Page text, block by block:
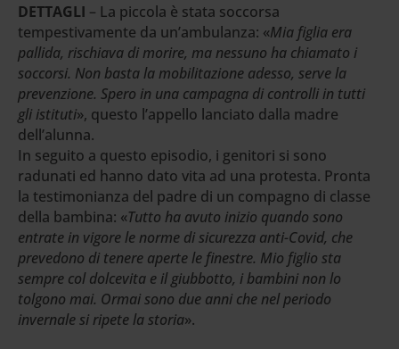
DETTAGLI – La piccola è stata soccorsa
tempestivamente da un’ambulanza: «Mia figlia era
pallida, rischiava di morire, ma nessuno ha chiamato i
soccorsi. Non basta la mobilitazione adesso, serve la
prevenzione. Spero in una campagna di controlli in tutti
gli istituti», questo l’appello lanciato dalla madre
dell’alunna.
In seguito a questo episodio, i genitori si sono
radunati ed hanno dato vita ad una protesta. Pronta
la testimonianza del padre di un compagno di classe
della bambina: «Tutto ha avuto inizio quando sono
entrate in vigore le norme di sicurezza anti-Covid, che
prevedono di tenere aperte le finestre. Mio figlio sta
sempre col dolcevita e il giubbotto, i bambini non lo
tolgono mai. Ormai sono due anni che nel periodo
invernale si ripete la storia».